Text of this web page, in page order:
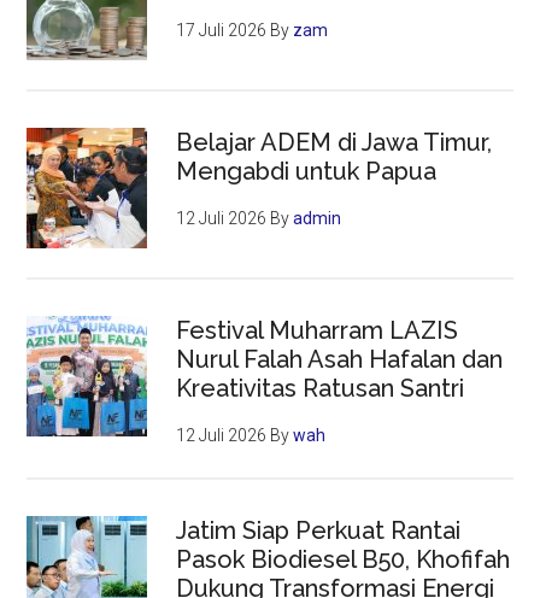
17 Juli 2026 By zam
Belajar ADEM di Jawa Timur,
Mengabdi untuk Papua
12 Juli 2026 Byadmin
Festival Muharram LAZIS
Nurul Falah Asah Hafalan dan
Kreativitas Ratusan Santri
12 Juli 2026 Bywah
Jatim Siap Perkuat Rantai
Pasok Biodiesel B50, Khofifah
Dukung Transformasi Energi